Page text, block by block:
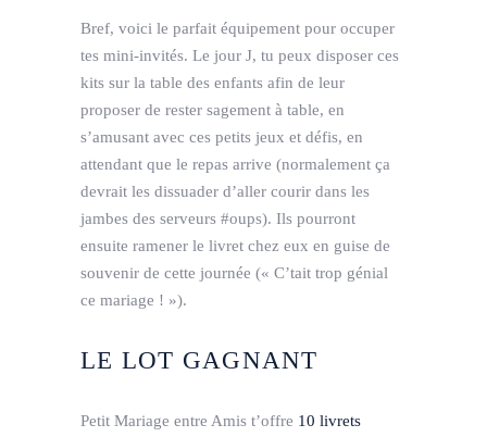
Bref, voici le parfait équipement pour occuper
tes mini-invités. Le jour J, tu peux disposer ces
kits sur la table des enfants afin de leur
proposer de rester sagement à table, en
s’amusant avec ces petits jeux et défis, en
attendant que le repas arrive (normalement ça
devrait les dissuader d’aller courir dans les
jambes des serveurs #oups). Ils pourront
ensuite ramener le livret chez eux en guise de
souvenir de cette journée (« C’tait trop génial
ce mariage ! »).
LE LOT GAGNANT
Petit Mariage entre Amis t’offre 10 livrets